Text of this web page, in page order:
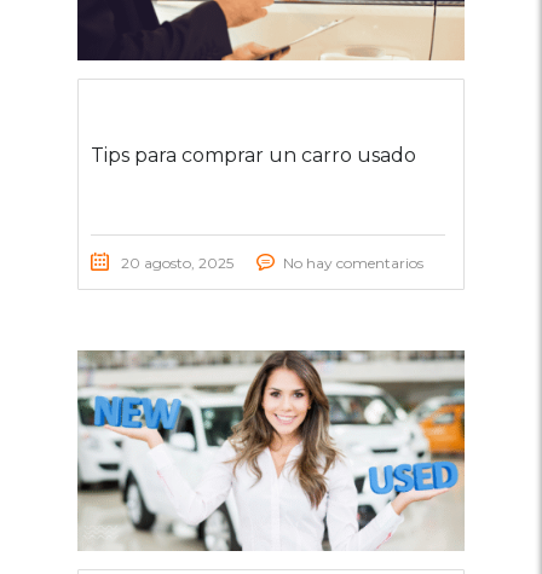
Tips para comprar un carro usado
20 agosto, 2025 No hay comentarios